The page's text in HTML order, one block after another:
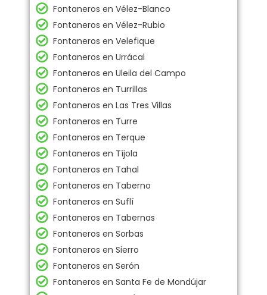
Fontaneros en Vélez-Blanco
Fontaneros en Vélez-Rubio
Fontaneros en Velefique
Fontaneros en Urrácal
Fontaneros en Uleila del Campo
Fontaneros en Turrillas
Fontaneros en Las Tres Villas
Fontaneros en Turre
Fontaneros en Terque
Fontaneros en Tíjola
Fontaneros en Tahal
Fontaneros en Taberno
Fontaneros en Suflí
Fontaneros en Tabernas
Fontaneros en Sorbas
Fontaneros en Sierro
Fontaneros en Serón
Fontaneros en Santa Fe de Mondújar